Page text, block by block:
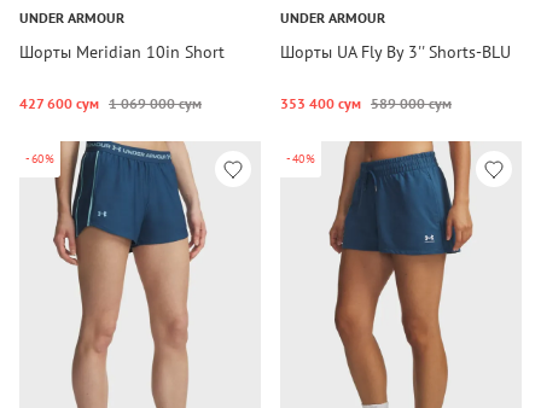
UNDER ARMOUR
Шорты Meridian 10in Short
427 600 сум 1 069 000 сум
UNDER ARMOUR
Шорты UA Fly By 3'' Shorts-BLU
353 400 сум 589 000 сум
-60% -40%